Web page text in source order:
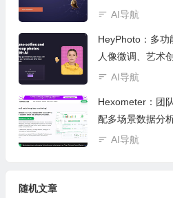
AI导航
HeyPhoto：多功
人像微调、艺术
AI导航
Hexometer：团
配多场景数据分
控 AI导航
随机文章